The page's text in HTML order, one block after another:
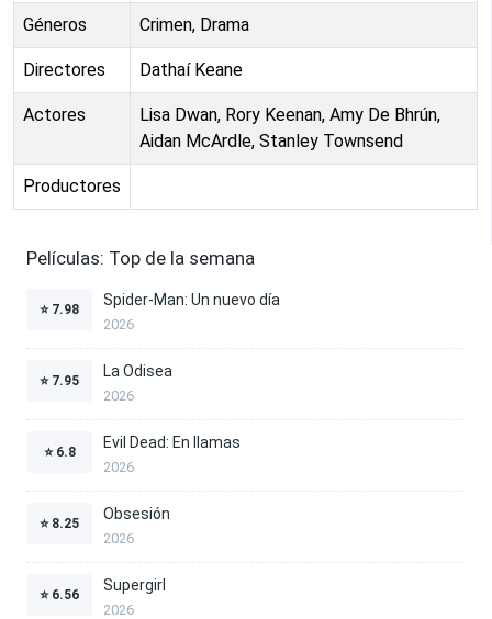
Géneros Crimen, Drama
Directores Dathaí Keane
Actores
Lisa Dwan, Rory Keenan, Amy De Bhrún,
Aidan McArdle, Stanley Townsend
Productores
Películas: Top de la semana
⭐ 7.98
Spider-Man: Un nuevo día
2026
⭐ 7.95
La Odisea
2026
⭐ 6.8
Evil Dead: En llamas
2026
⭐ 8.25
Obsesión
2026
⭐ 6.56
Supergirl
2026